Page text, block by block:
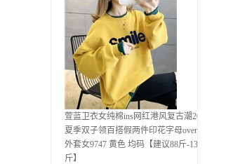
萱蓝卫衣女纯棉ins网红港风复古潮2020
夏季双子领百搭假两件印花字母oversize
外套女9747 黄色 均码【建议88斤-135
斤】